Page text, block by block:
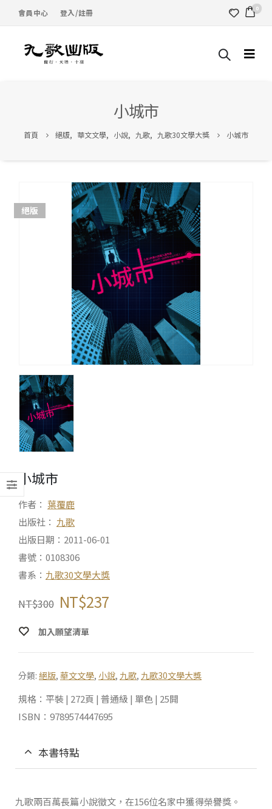
會員中心 登入/註冊 0
小城市
首頁 絕版, 華文文學, 小說, 九歌, 九歌30文學大獎 小城市
絕版
小城市
作者： 葉覆鹿
出版社： 九歌
出版日期：2011-06-01
書號：0108306
書系： 九歌30文學大獎
NT$300 NT$237
加入願望清單
分類: 絕版, 華文文學, 小說, 九歌, 九歌30文學大獎
規格：平裝 | 272頁 | 普通級 | 單色 | 25開
ISBN：9789574447695
本書特點
九歌兩百萬長篇小說徵文，在156位名家中獲得榮譽獎。